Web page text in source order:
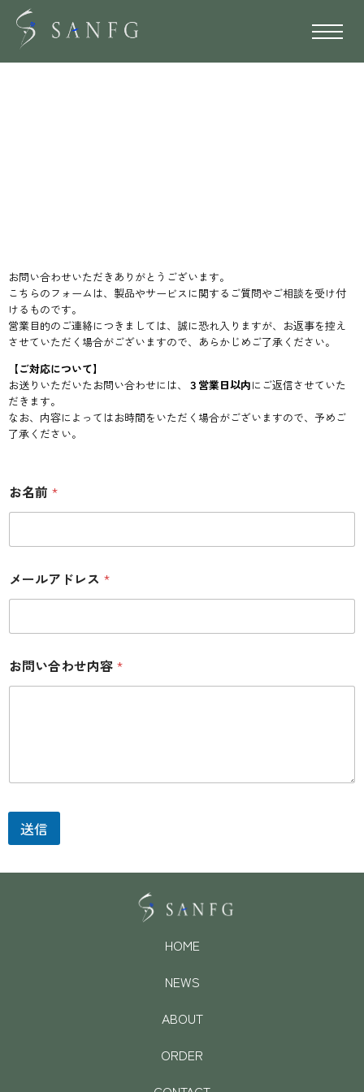
お問い合わせいただきありがとうございます。
こちらのフォームは、製品やサービスに関するご質問やご相談を受け付
けるものです。
営業目的のご連絡につきましては、誠に恐れ入りますが、お返事を控え
させていただく場合がございますので、あらかじめご了承ください。
【ご対応について】
お送りいただいたお問い合わせには、
３営業日以内にご返信させていた
だきます。
なお、内容によってはお時間をいただく場合がございますので、予めご
了承ください。
お名前 *
メ
ー
ア
レ
ス
*
メールアドレス *
問
い
メ
ル
ア
ド
ス
お問い合わせ内容 *
送信
HOME
NEWS
ABOUT
ORDER